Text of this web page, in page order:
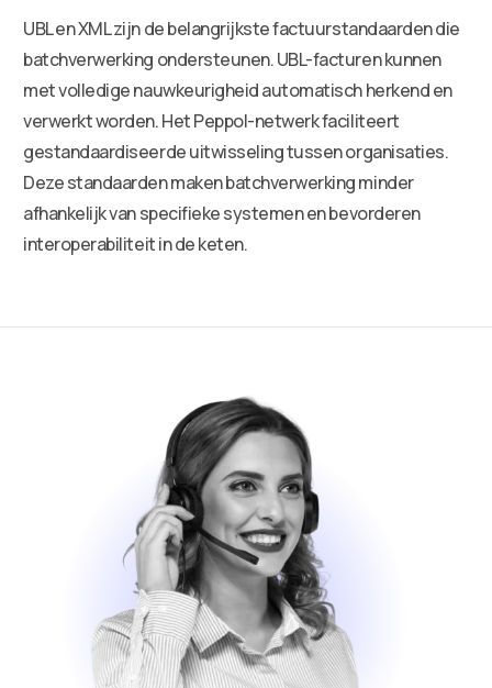
UBL en XML zijn de belangrijkste factuurstandaarden die
batchverwerking ondersteunen. UBL-facturen kunnen
met volledige nauwkeurigheid automatisch herkend en
verwerkt worden. Het Peppol-netwerk faciliteert
gestandaardiseerde uitwisseling tussen organisaties.
Deze standaarden maken batchverwerking minder
afhankelijk van specifieke systemen en bevorderen
interoperabiliteit in de keten.